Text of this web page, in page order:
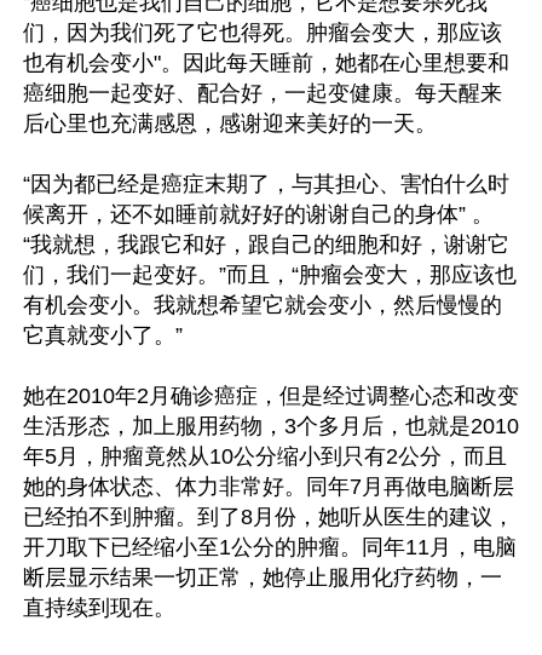
们，因为我们死了它也得死。肿瘤会变大，那应该
也有机会变小"。因此每天睡前，她都在心里想要和
癌细胞一起变好、配合好，一起变健康。每天醒来
后心里也充满感恩，感谢迎来美好的一天。
“因为都已经是癌症末期了，与其担心、害怕什么时
候离开，还不如睡前就好好的谢谢自己的身体” 。
“我就想，我跟它和好，跟自己的细胞和好，谢谢它
们，我们一起变好。”而且，“肿瘤会变大，那应该也
有机会变小。我就想希望它就会变小，然后慢慢的
它真就变小了。”
她在2010年2月确诊癌症，但是经过调整心态和改变
生活形态，加上服用药物，3个多月后，也就是2010
年5月，肿瘤竟然从10公分缩小到只有2公分，而且
她的身体状态、体力非常好。同年7月再做电脑断层
已经拍不到肿瘤。到了8月份，她听从医生的建议，
开刀取下已经缩小至1公分的肿瘤。同年11月，电脑
断层显示结果一切正常，她停止服用化疗药物，一
直持续到现在。